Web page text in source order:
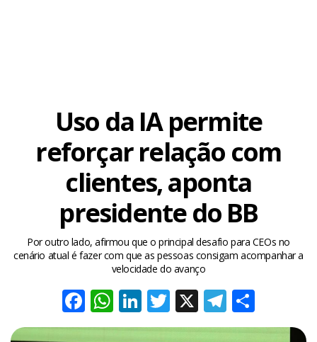
Uso da IA permite
reforçar relação com
clientes, aponta
presidente do BB
Por outro lado, afirmou que o principal desafio para CEOs no
cenário atual é fazer com que as pessoas consigam acompanhar a
velocidade do avanço
Facebook
WhatsApp
LinkedIn
Twitter
X